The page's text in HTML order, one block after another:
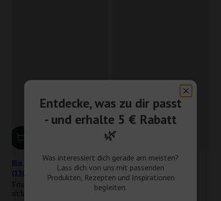
Bio Gerstengras Pulver
(150g)
Frischer Geschmack, der es in
sich hat
Agaven Inulin Pulver Bio
(250g)
Wasserlösliches Pulver mit
Entdecke, was zu dir passt
- und erhalte 5 € Rabatt
🌿
Was interessiert dich gerade am meisten?
Lass dich von uns mit passenden
Produkten, Rezepten und Inspirationen
begleiten.